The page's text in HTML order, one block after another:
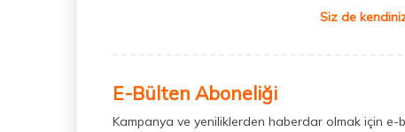
Siz de
E-Bülten Aboneliği
Kampanya ve yeniliklerden haberdar olmak için e-